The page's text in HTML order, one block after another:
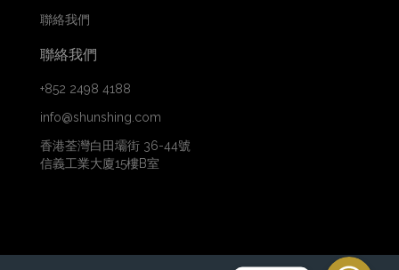
聯絡我們
聯絡我們
+852 2498 4188
info@shunshing.com
香港荃灣白田壩街 36-44號
信義工業大廈15樓B室
WhatsApp